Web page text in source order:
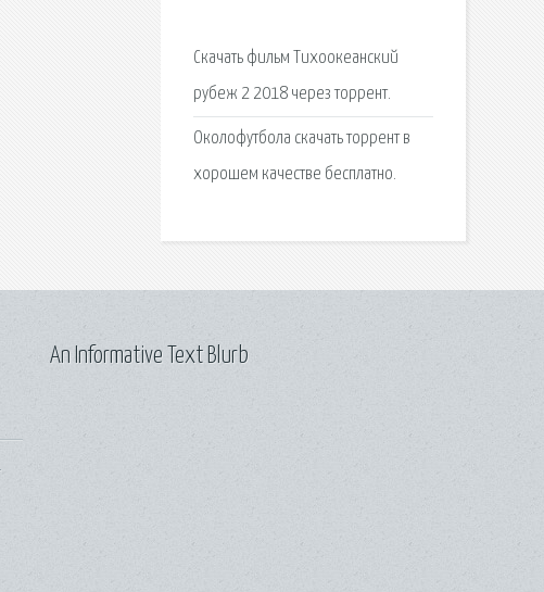
Скачать фильм Тихоокеанский
рубеж 2 2018 через торрент.
Околофутбола скачать торрент в
хорошем качестве бесплатно.
An Informative Text Blurb